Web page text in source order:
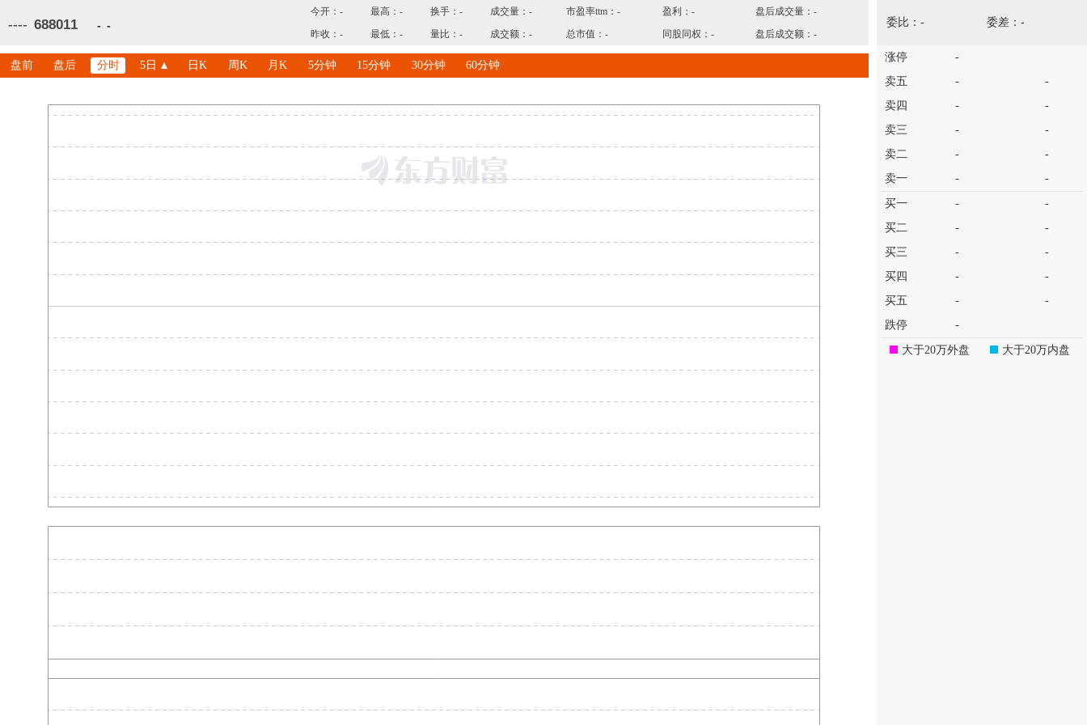
---- 688011 - -
今开： - 最高： - 换手： - 成交量： - 市盈率ttm： - 盈利： - 盘后成交量： -
昨收： - 最低： - 量比： - 成交额： - 总市值： - 同股同权： - 盘后成交额： -
盘前 盘后 分时 5日 日K 周K 月K 5分钟 15分钟 30分钟 60分钟
委比： - 委差： -
涨停
-
卖五
-
-
卖四
-
-
卖三
-
-
卖二
-
-
卖一
- -
买一 -
-
买二
-
-
买三
-
-
买四
-
-
买五
-
-
跌停
-
大于20万外盘 大于20万内盘